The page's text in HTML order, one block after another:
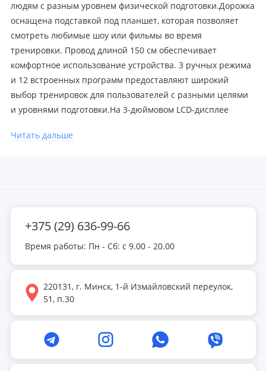
людям с разным уровнем физической подготовки.Дорожка
оснащена подставкой под планшет, которая позволяет
смотреть любимые шоу или фильмы во время
тренировки. Провод длиной 150 см обеспечивает
комфортное использование устройства. 3 ручных режима
и 12 встроенных программ предоставляют широкий
выбор тренировок для пользователей с разными целями
и уровнями подготовки.На 3-дюймовом LCD-дисплее
скорость, время, расстояние, сожженные калории и
эффективность. Встроенные транспортировочные ролики
и управление скоростью на поручнях делают
Читать дальше
+375 (29) 636-99-66
Время работы: Пн - Сб: с 9.00 - 20.00
220131, г. Минск, 1-й Измайловский переулок,
51, п.30